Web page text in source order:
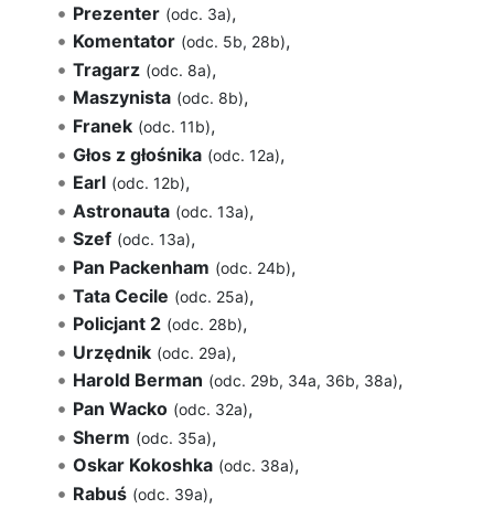
Prezenter (odc. 3a),
Komentator (odc. 5b, 28b),
Tragarz (odc. 8a),
Maszynista (odc. 8b),
Franek (odc. 11b),
Głos z głośnika (odc. 12a),
Earl (odc. 12b),
Astronauta (odc. 13a),
Szef (odc. 13a),
Pan Packenham (odc. 24b),
Tata Cecile (odc. 25a),
Policjant 2 (odc. 28b),
Urzędnik (odc. 29a),
Harold Berman (odc. 29b, 34a, 36b, 38a),
Pan Wacko (odc. 32a),
Sherm (odc. 35a),
Oskar Kokoshka (odc. 38a),
Rabuś (odc. 39a),